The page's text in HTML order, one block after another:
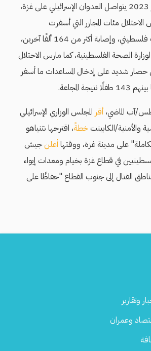
ومنذ السابع من أكتوبر 2023 يتواصل العدوان الإسرائيلي على غزة،
مئات المجازر التي أسفرت
نحو 65 ألف فلسطيني، وإصابة أكثر من 164 ألفًا آخرين،
الصحة الفلسطينية، كما مارس الاحتلال
شديد على إدخال المساعدات ما أسفر
آب الماضي، أقر المجلس الوزاري الإسرائيلي
والأمنية/الكابينت خطةً، اقترحها نتنياهو
على مدينة غزة، ووقتهاأعلنجيش
في قطاع غزة بخيام ومعدات إيواء
القتال إلى جنوب القطاع "حفاظًا على
وتقارير
وعمران